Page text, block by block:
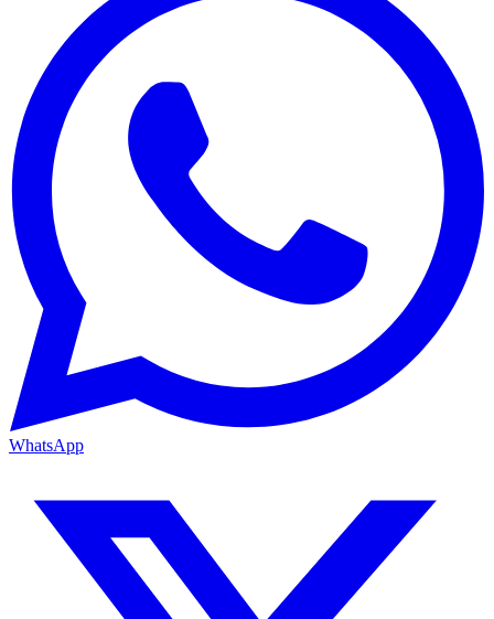
WhatsApp